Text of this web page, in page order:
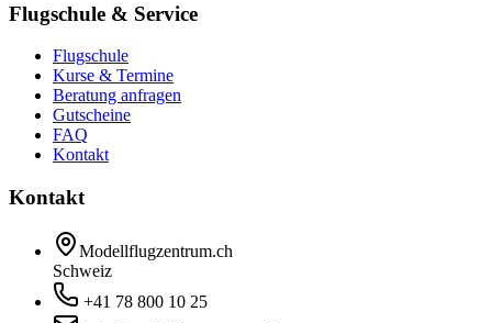
Flugschule & Service
Flugschule
Kurse & Termine
Beratung anfragen
Gutscheine
FAQ
Kontakt
Kontakt
Modellflugzentrum.ch
Schweiz
+41 78 800 10 25